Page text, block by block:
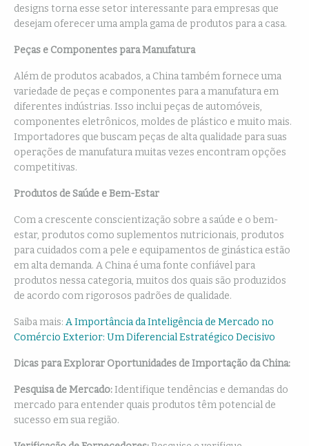
designs torna esse setor interessante para empresas que
desejam oferecer uma ampla gama de produtos para a casa.
Peças e Componentes para Manufatura
Além de produtos acabados, a China também fornece uma
variedade de peças e componentes para a manufatura em
diferentes indústrias. Isso inclui peças de automóveis,
componentes eletrônicos, moldes de plástico e muito mais.
Importadores que buscam peças de alta qualidade para suas
operações de manufatura muitas vezes encontram opções
competitivas.
Produtos de Saúde e Bem-Estar
Com a crescente conscientização sobre a saúde e o bem-
estar, produtos como suplementos nutricionais, produtos
para cuidados com a pele e equipamentos de ginástica estão
em alta demanda. A China é uma fonte confiável para
produtos nessa categoria, muitos dos quais são produzidos
de acordo com rigorosos padrões de qualidade.
Saiba mais: A Importância da Inteligência de Mercado no
Comércio Exterior: Um Diferencial Estratégico Decisivo
Dicas para Explorar Oportunidades de Importação da China:
Pesquisa de Mercado:Identifique tendências e demandas do
mercado para entender quais produtos têm potencial de
sucesso em sua região.